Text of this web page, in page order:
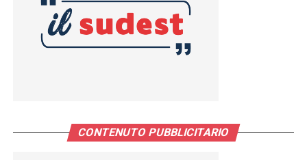
CONTENUTO PUBBLICITARIO